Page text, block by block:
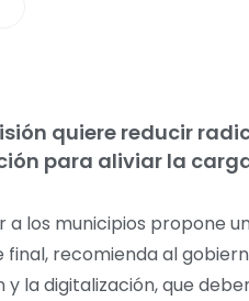
quiere reducir
para aliviar la
los municipios propone
recomienda al
la digitalización, que